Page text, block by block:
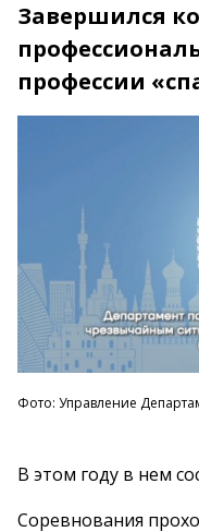
Завершился
профессии
Фото: Управление
В этом году в нем
Соревнования